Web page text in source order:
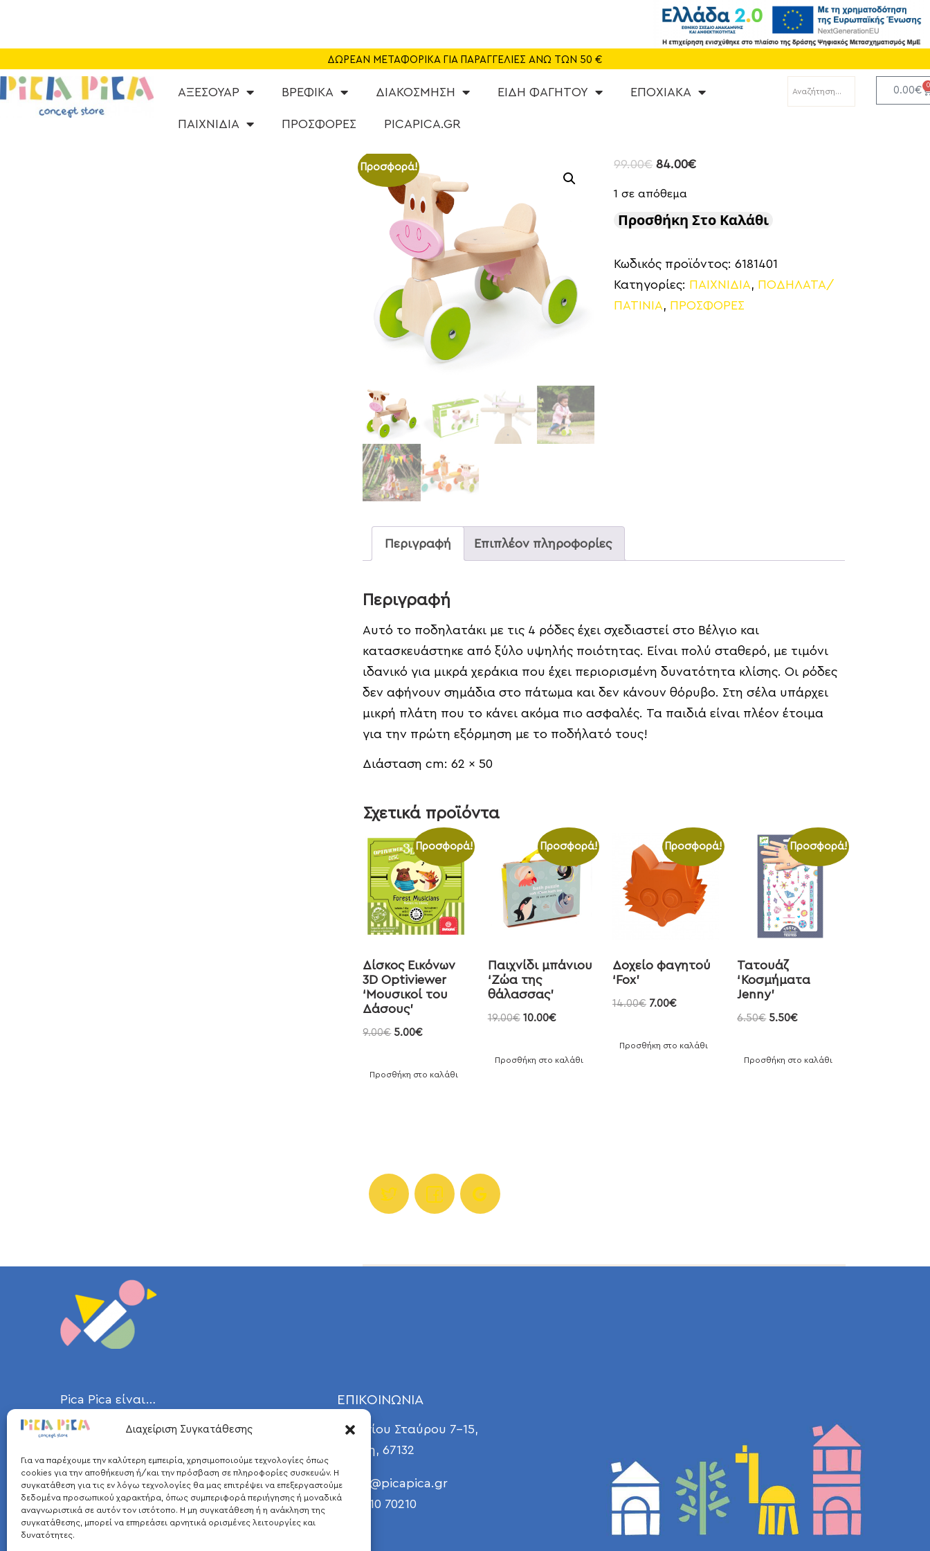
Διαχείριση Συγκατάθεσης
Για να παρέχουμε την καλύτερη εμπειρία, χρησιμοποιούμε τεχνολογίες όπως
cookies για την αποθήκευση ή/και την πρόσβαση σε πληροφορίες συσκευών. Η
συγκατάθεση για τις εν λόγω τεχνολογίες θα μας επιτρέψει να επεξεργαστούμε
δεδομένα προσωπικού χαρακτήρα, όπως συμπεριφορά περιήγησης ή μοναδικά
αναγνωριστικά σε αυτόν τον ιστότοπο. Η μη συγκατάθεση ή η ανάκληση της
συγκατάθεσης, μπορεί να επηρεάσει αρνητικά ορισμένες λειτουργίες και
δυνατότητες.
ΔΩΡΕΑΝ ΜΕΤΑΦΟΡΙΚΑ ΓΙΑ ΠΑΡΑΓΓΕΛΙΕΣ ΑΝΩ ΤΩΝ 50 €
ΑΞΕΣΟΥΑΡ ΒΡΕΦΙΚΑ ΔΙΑΚΟΣΜΗΣΗ ΕΙΔΗ ΦΑΓΗΤΟΥ ΕΠΟΧΙΑΚΑ
ΠΑΙΧΝΙΔΙΑ ΠΡΟΣΦΟΡΕΣ PICAPICA.GR
0.00€ 0
CAFE
NEA
ABOUT US
ΕΠΙΚΟΙΝΩΝΙΑ
Προσφορά! 99.00€ 84.00€
1 σε απόθεμα
Προσθήκη Στο Καλάθι
Κωδικός προϊόντος:6181401
Κατηγορίες: ΠΑΙΧΝΙΔΙΑ, ΠΟΔΗΛΑΤΑ/
ΠΑΤΙΝΙΑ, ΠΡΟΣΦΟΡΕΣ
Περιγραφή Επιπλέον πληροφορίες
Περιγραφή
Αυτό το ποδηλατάκι με τις 4 ρόδες έχει σχεδιαστεί στο Βέλγιο και
κατασκευάστηκε από ξύλο υψηλής ποιότητας. Είναι πολύ σταθερό, με τιμόνι
ιδανικό για μικρά χεράκια που έχει περιορισμένη δυνατότητα κλίσης. Οι ρόδες
δεν αφήνουν σημάδια στο πάτωμα και δεν κάνουν θόρυβο. Στη σέλα υπάρχει
μικρή πλάτη που το κάνει ακόμα πιο ασφαλές. Τα παιδιά είναι πλέον έτοιμα
για την πρώτη εξόρμηση με το ποδήλατό τους!
Διάσταση cm: 62 x 50
Σχετικά προϊόντα
Προσφορά!
Δίσκος Εικόνων
3D Optiviewer
‘Μουσικοί του
Δάσους’
9.00€ 5.00€
Προσθήκη στο καλάθι
Προσφορά!
Παιχνίδι μπάνιου
‘Zώα της
θάλασσας’
19.00€ 10.00€
Προσθήκη στο καλάθι
Προσφορά!
Δοχείο φαγητού
‘Fox’
14.00€ 7.00€
Προσθήκη στο καλάθι
Προσφορά!
Τατουάζ
‘Κοσμήματα
Jenny’
6.50€ 5.50€
Προσθήκη στο καλάθι
Pica Pica είναι…
η καρακάξα, ένα ευφυέστατο πτηνό
και μεταξύ των πιο έξυπνων ζώων,
που ήταν η έμπνευση για το όνομά
μας. Σε συνδυασμό με το αγαπημένο
παιχνίδι των παιδιών, τα ξύλινα
τουβλάκια, δημιουργήθηκε το σήμα
ΕΠΙΚΟΙΝΩΝΙΑ
Γεωργίου Σταύρου 7-15,
Ξάνθη, 67132
E
info@picapica.gr
T 25410 70210